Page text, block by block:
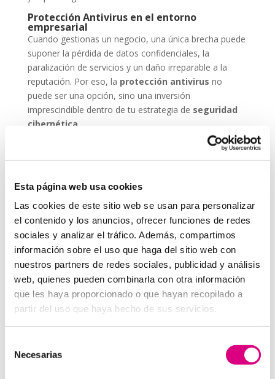
Esta página web usa cookies
Las cookies de este sitio web se usan para personalizar
el contenido y los anuncios, ofrecer funciones de redes
sociales y analizar el tráfico. Además, compartimos
información sobre el uso que haga del sitio web con
nuestros partners de redes sociales, publicidad y análisis
web, quienes pueden combinarla con otra información
que les haya proporcionado o que hayan recopilado a
partir del uso que haya hecho de sus servicios.
Necesarias
Protección Antivirus en el entorno
empresarial
Cuando gestionas un negocio, una única brecha puede
suponer la pérdida de datos confidenciales, la
paralización de servicios y un daño irreparable a la
reputación. Por eso, la protección antivirus no
puede ser una opción, sino una inversión
imprescindible dentro de tu estrategia de seguridad
cibernética
ESET NOD 32 ofrece versiones adaptadas para
entornos empresariales, con consolas de
este modo, puedes garantizar que todos los
dispositivos de tu red estén seguros, actualizados y
libres de amenazas.
Grupo-System, ¿Quiénes somos?
EnSystem Network Communication, con más de
15 años de experiencia, disponemos de un equipo de
profesionales especializados para cada área de
negocio.Telefonía Virtual, Antivirus y Seguridad,
Marketing 2.0, Obras y Proyecto e International
Puedes contactar con nosotros en el
900 800 806o a